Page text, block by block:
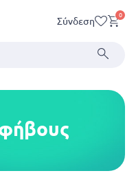
Σύνδεση 0